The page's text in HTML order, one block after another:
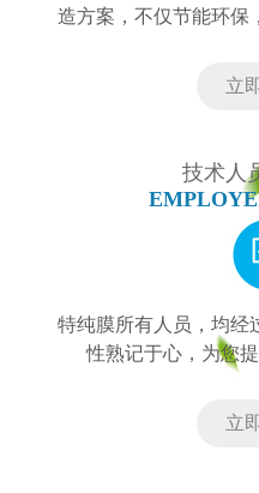
造方案，不仅节能环保
立
技术人
特纯膜所有人员，均经
性熟记于心，为您
立